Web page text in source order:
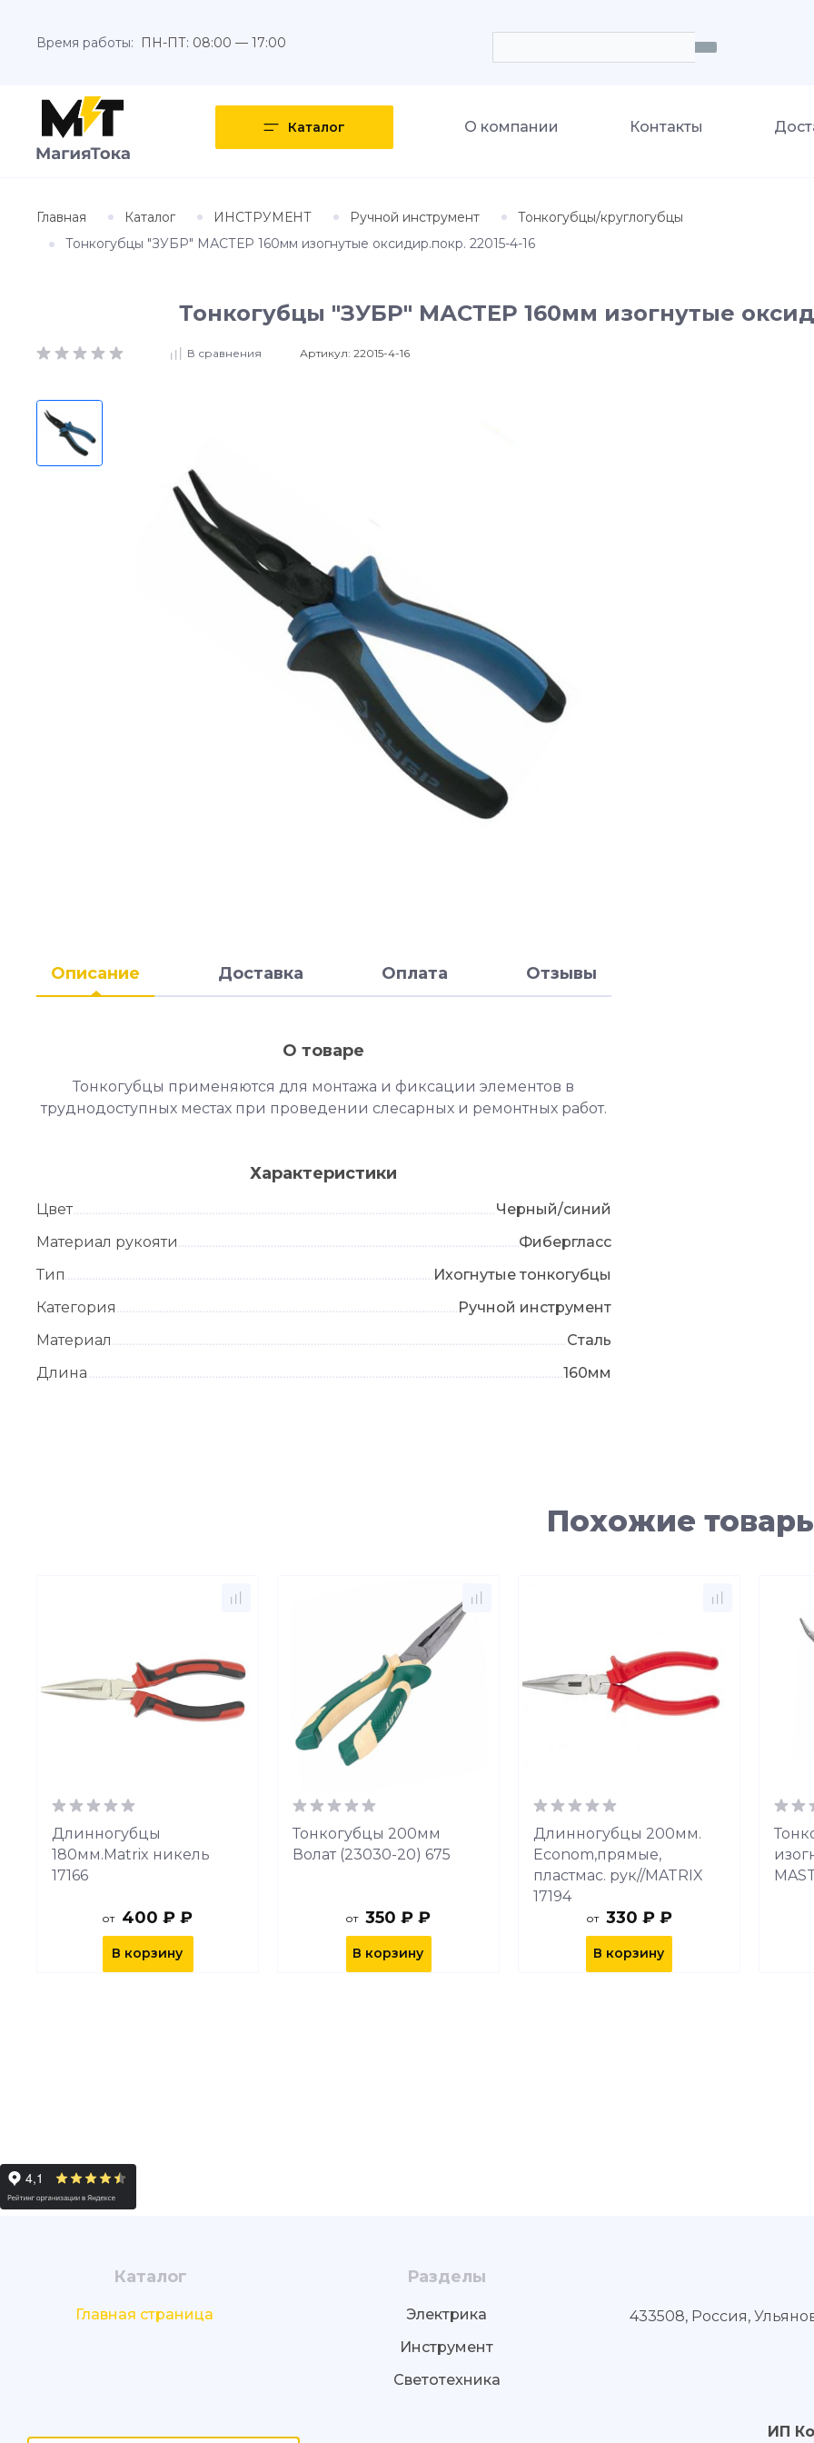
Время работы: ПН-ПТ: 08:00 — 17:00
Каталог О компании Контакты
Главная Каталог ИНСТРУМЕНТ Ручной инструмент
Тонкогубцы/круглогубцы
Тонкогубцы "ЗУБР" МАСТЕР 160мм изогнутые оксидир.покр. 22015-4-16
Тонкогубцы "ЗУБР" МАСТЕР 160мм изогнутые
В сравнения Артикул: 22015-4-16
Описание Доставка Оплата Отзывы
О товаре
Тонкогубцы применяются для монтажа и фиксации элементов в
труднодоступных местах при проведении слесарных и ремонтных работ.
Характеристики
Цвет
Черный/синий
Материал рукояти
Фибергласс
Тип
Ихогнутые тонкогубцы
Категория
Ручной инструмент
Материал
Сталь
Длина
160мм
Похожие
Длинногубцы
180мм.Matrix никель
17166
от 400 ₽ ₽
В корзину
Тонкогубцы 200мм
Волат (23030-20) 675
от 350 ₽ ₽
В корзину
Длинногубцы 200мм.
Econom,прямые,
пластмас. рук//MATRIX
17194
от 330 ₽ ₽
В корзину
Каталог
Главная страница
Разделы
Электрика
Инструмент
Светотехника
433508, Россия,
ИП